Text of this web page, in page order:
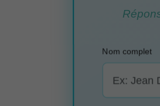
Nom complet